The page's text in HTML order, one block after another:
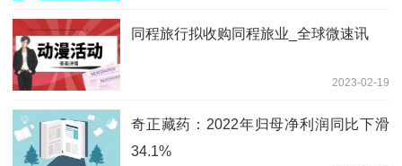
同程旅行拟收购同程旅业_全球微速讯
2023-02-19
奇正藏药：2022年归母净利润同比下滑
34.1%